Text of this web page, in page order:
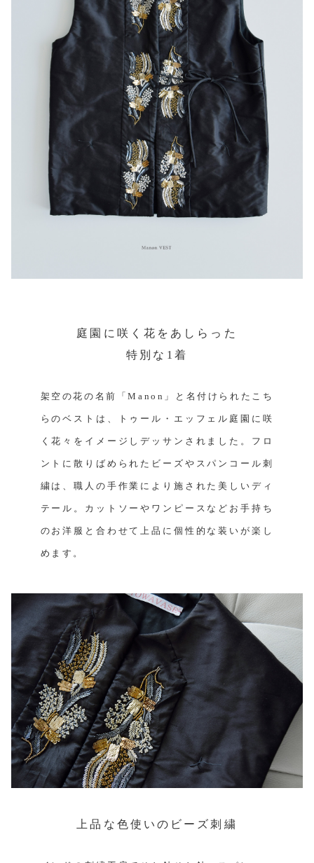
庭園に咲く花をあしらった
特別な1着
架空の花の名前「Manon」と名付けられたこち
らのベストは、トゥール・エッフェル庭園に咲
く花々をイメージしデッサンされました。フロ
ントに散りばめられたビーズやスパンコール刺
繍は、職人の手作業により施された美しいディ
テール。カットソーやワンピースなどお手持ち
のお洋服と合わせて上品に個性的な装いが楽し
めます。
上品な色使いのビーズ刺繍